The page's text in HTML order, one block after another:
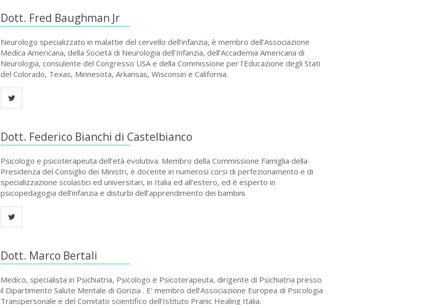
Dott. Fred Baughman Jr
Neurologo specializzato in malattie del cervello dell’infanzia, è membro dell’Associazione
Medica Americana, della Società di Neurologia dell’Infanzia, dell’Accademia Americana di
Neurologia, consulente del Congresso USA e della Commissione per l’Educazione degli Stati
del Colorado, Texas, Minnesota, Arkansas, Wisconsin e California.
Dott. Federico Bianchi di Castelbianco
Psicologo e psicoterapeuta dell’età evolutiva. Membro della Commissione Famiglia della
Presidenza del Consiglio dei Ministri, è docente in numerosi corsi di perfezionamento e di
specializzazione scolastici ed universitari, in Italia ed all’estero, ed è esperto in
psicopedagogia dell’infanzia e disturbi dell’apprendimento dei bambini.
Dott. Marco Bertali
Medico, specialista in Psichiatria, Psicologo e Psicoterapeuta, dirigente di Psichiatria presso
il Dipartimento Salute Mentale di Gorizia . E' membro dell’Associazione Europea di Psicologia
Transpersonale e del Comitato scientifico dell’Istituto Pranic Healing Italia.